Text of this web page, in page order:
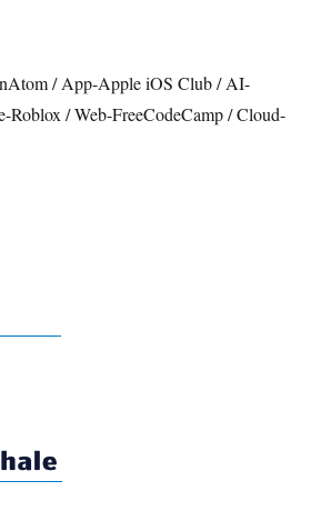
/ App-Apple iOS Club / AI-
Roblox / Web-FreeCodeCamp / Cloud-